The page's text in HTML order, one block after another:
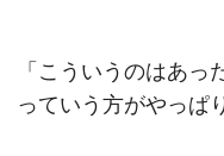
「こういうのはあ
っていう方がやっぱ